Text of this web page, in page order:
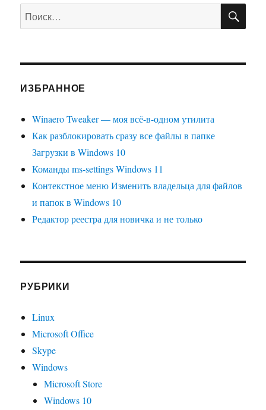
Искать:
ИЗБРАННОЕ
Winaero Tweaker — моя всё-в-одном утилита
Как разблокировать сразу все файлы в папке
Загрузки в Windows 10
Команды ms-settings Windows 11
Контекстное меню Изменить владельца для файлов
и папок в Windows 10
Редактор реестра для новичка и не только
РУБРИКИ
Linux
Microsoft Office
Skype
Windows
Microsoft Store
Windows 10